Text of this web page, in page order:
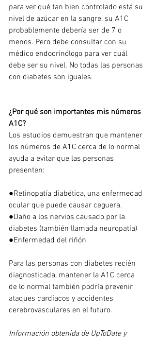
para ver qué tan bien controlado está su
nivel de azúcar en la sangre, su A1C
probablemente debería ser de 7 o
menos. Pero debe consultar con su
médico endocrinólogo para ver cuál
debe ser su nivel. No todas las personas
con diabetes son iguales.
¿Por qué son importantes mis números
A1C?
Los estudios demuestran que mantener
los números de A1C cerca de lo normal
ayuda a evitar que las personas
presenten:
●Retinopatía diabética, una enfermedad
ocular que puede causar ceguera.
●Daño a los nervios causado por la
diabetes (también llamada neuropatía)
●Enfermedad del riñón
Para las personas con diabetes recién
diagnosticada, mantener la A1C cerca
de lo normal también podría prevenir
ataques cardíacos y accidentes
cerebrovasculares en el futuro.
Información obtenida de UpToDate y